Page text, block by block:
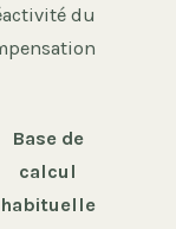
du
Base de
calcul
habituelle